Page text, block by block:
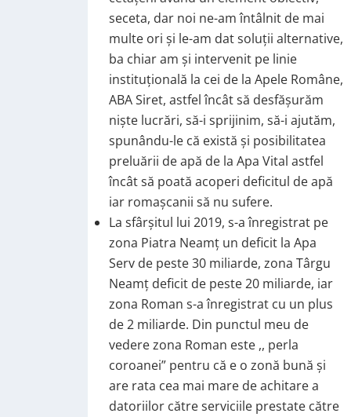
seceta, dar noi ne-am întâlnit de mai
multe ori și le-am dat soluții alternative,
ba chiar am și intervenit pe linie
instituțională la cei de la Apele Române,
ABA Siret, astfel încât să desfășurăm
niște lucrări, să-i sprijinim, să-i ajutăm,
spunându-le că există și posibilitatea
preluării de apă de la Apa Vital astfel
încât să poată acoperi deficitul de apă
iar romașcanii să nu sufere.
La sfârșitul lui 2019, s-a înregistrat pe
zona Piatra Neamț un deficit la Apa
Serv de peste 30 miliarde, zona Târgu
Neamț deficit de peste 20 miliarde, iar
zona Roman s-a înregistrat cu un plus
de 2 miliarde. Din punctul meu de
vedere zona Roman este ,, perla
coroanei” pentru că e o zonă bună și
are rata cea mai mare de achitare a
datoriilor către serviciile prestate către